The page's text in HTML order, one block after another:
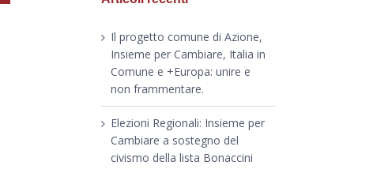
Il progetto comune di Azione,
Insieme per Cambiare, Italia in
Comune e +Europa: unire e
non frammentare.
Elezioni Regionali: Insieme per
Cambiare a sostegno del
civismo della lista Bonaccini